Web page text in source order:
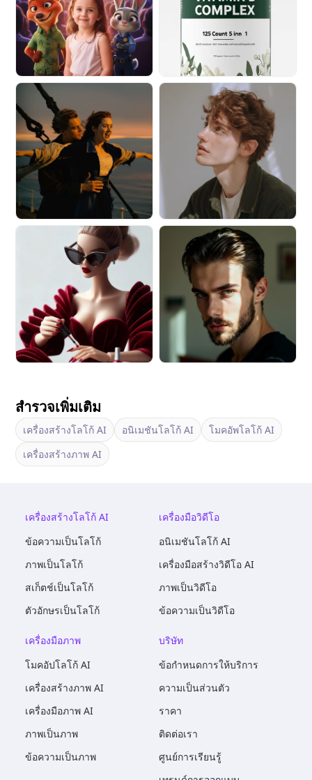
สำรวจเพิ่มเติม
เครื่องสร้างโลโก้ AI อนิเมชันโลโก้ AI
โมคอัพโลโก้ AI
เครื่องสร้างภาพ AI
เครื่องสร้างโลโก้ AI
ข้อความเป็นโลโก้
ภาพเป็นโลโก้
สเก็ตช์เป็นโลโก้
ตัวอักษรเป็นโลโก้
เครื่องมือวิดีโอ
อนิเมชันโลโก้ AI
เครื่องมือสร้างวิดีโอ AI
ภาพเป็นวิดีโอ
ข้อความเป็นวิดีโอ
เครื่องมือภาพ
โมคอัปโลโก้ AI
เครื่องสร้างภาพ AI
เครื่องมือภาพ AI
ภาพเป็นภาพ
ข้อความเป็นภาพ
บริษัท
ข้อกำหนดการให้บริการ
ความเป็นส่วนตัว
ราคา
ติดต่อเรา
ศูนย์การเรียนรู้